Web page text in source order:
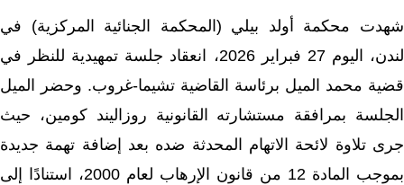
شهدت محكمة أولد بيلي (المحكمة الجنائية المركزية) في
لندن، اليوم 27 فبراير 2026، انعقاد جلسة تمهيدية للنظر في
قضية محمد الميل برئاسة القاضية تشيما-غروب. وحضر الميل
الجلسة بمرافقة مستشارته القانونية روزاليند كومين، حيث
جرى تلاوة لائحة الاتهام المحدثة ضده بعد إضافة تهمة جديدة
بموجب المادة 12 من قانون الإرهاب لعام 2000، استنادًا إلى